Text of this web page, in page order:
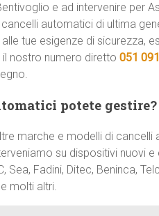
e ad intervenire per
automatici di ultima
tue esigenze di sicurezza,
nostro numero diretto 051
potete gestire?
marche e modelli di cancelli
su dispositivi nuovi e
Sea, Fadini, Ditec, Beninca,
e molti altri.